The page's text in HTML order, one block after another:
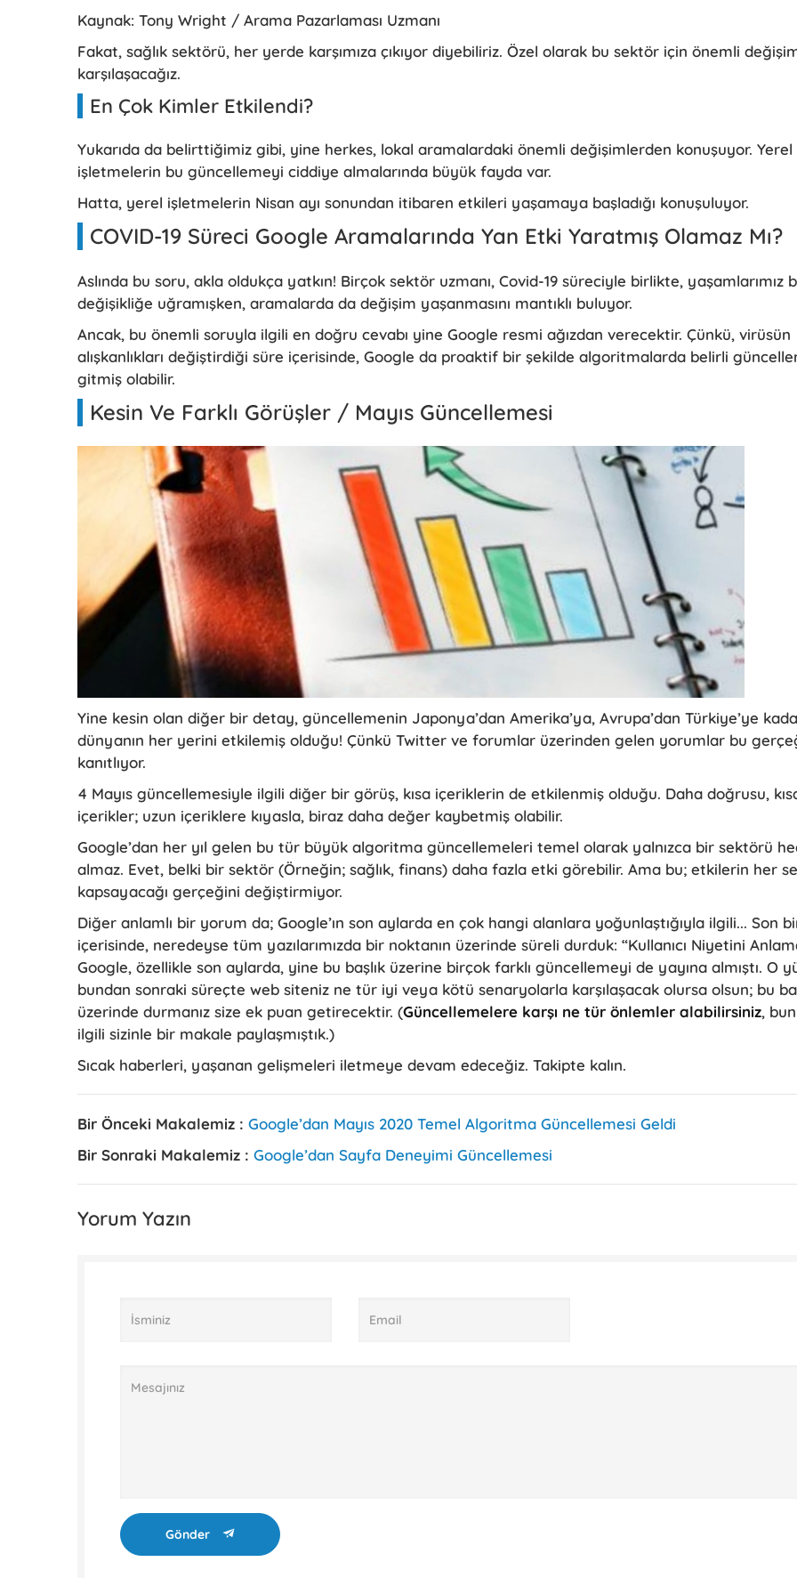
Kaynak: Tony Wright / Arama Pazarlaması Uzmanı
Fakat, sağlık sektörü, her yerde karşımıza çıkıyor diyebiliriz. Özel olarak bu sektör için önemli
karşılaşacağız.
En Çok Kimler Etkilendi?
Yukarıda da belirttiğimiz gibi, yine herkes, lokal aramalardaki önemli değişimlerden konuşuyor. Yerel
işletmelerin bu güncellemeyi ciddiye almalarında büyük fayda var.
Hatta, yerel işletmelerin Nisan ayı sonundan itibaren etkileri yaşamaya başladığı konuşuluyor.
COVID-19 Süreci Google Aramalarında Yan Etki Yaratmış Olamaz Mı?
Aslında bu soru, akla oldukça yatkın! Birçok sektör uzmanı, Covid-19 süreciyle birlikte, yaşamlarımız
değişikliğe uğramışken, aramalarda da değişim yaşanmasını mantıklı buluyor.
Ancak, bu önemli soruyla ilgili en doğru cevabı yine Google resmi ağızdan verecektir. Çünkü, virüsün
alışkanlıkları değiştirdiği süre içerisinde, Google da proaktif bir şekilde algoritmalarda belirli
gitmiş olabilir.
Kesin Ve Farklı Görüşler / Mayıs Güncellemesi
Yine kesin olan diğer bir detay, güncellemenin Japonya’dan Amerika’ya, Avrupa’dan Türkiye’ye
dünyanın her yerini etkilemiş olduğu! Çünkü Twitter ve forumlar üzerinden gelen yorumlar bu
kanıtlıyor.
4 Mayıs güncellemesiyle ilgili diğer bir görüş, kısa içeriklerin de etkilenmiş olduğu. Daha doğrusu,
içerikler; uzun içeriklere kıyasla, biraz daha değer kaybetmiş olabilir.
Google’dan her yıl gelen bu tür büyük algoritma güncellemeleri temel olarak yalnızca bir sektörü
almaz. Evet, belki bir sektör (Örneğin; sağlık, finans) daha fazla etki görebilir. Ama bu; etkilerin her
kapsayacağı gerçeğini değiştirmiyor.
Diğer anlamlı bir yorum da; Google’ın son aylarda en çok hangi alanlara yoğunlaştığıyla ilgili... Son
içerisinde, neredeyse tüm yazılarımızda bir noktanın üzerinde süreli durduk: “Kullanıcı Niyetini
Google, özellikle son aylarda, yine bu başlık üzerine birçok farklı güncellemeyi de yayına almıştı. O
bundan sonraki süreçte web siteniz ne tür iyi veya kötü senaryolarla karşılaşacak olursa olsun; bu
üzerinde durmanız size ek puan getirecektir. (Güncellemelere karşı ne tür önlemler alabilirsiniz,
ilgili sizinle bir makale paylaşmıştık.)
Sıcak haberleri, yaşanan gelişmeleri iletmeye devam edeceğiz. Takipte kalın.
Bir Önceki Makalemiz : Google’dan Mayıs 2020 Temel Algoritma Güncellemesi Geldi
Bir Sonraki Makalemiz : Google’dan Sayfa Deneyimi Güncellemesi
Yorum Yazın
Gönder